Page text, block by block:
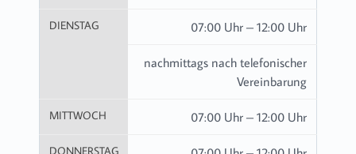
DIENSTAG 07:00 Uhr – 12:00 Uhr
nachmittags nach telefonischer
Vereinbarung
MITTWOCH 07:00 Uhr – 12:00 Uhr
DONNERSTAG